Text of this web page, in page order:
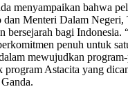
menyampaikan bahwa
dan Menteri Dalam
bersejarah bagi Indonesia.
penuh untuk
mewujudkan
program Astacita yang